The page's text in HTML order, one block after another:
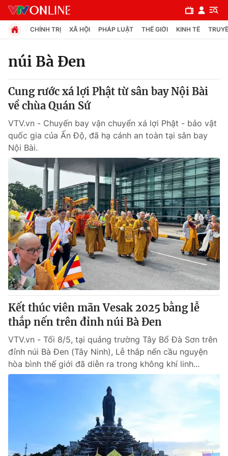
Chuyên mục
Chính trị
Xã hội
Pháp luật
Y tế
Thế giới
Tin tức
Thế giới đó đây
Câu chuyện quốc tế
Kinh tế
Tài chính
Thị trường
Góc doanh nghiệp
Dữ liệu và đời sống
Truyền hình
Phim VTV
Hậu trường
Nhân vật
Giải trí
Điện ảnh
Đời sống
Chất lượng cuộc sống
Hitech Công nghệ tương lai
CHÍNH TRỊ XÃ HỘI PHÁP LUẬT THẾ GIỚI KINH TẾ
núi Bà Đen
Cung rước xá lợi Phật từ sân bay Nội Bài
về chùa Quán Sứ
VTV.vn - Chuyến bay vận chuyển xá lợi Phật - bảo vật
quốc gia của Ấn Độ, đã hạ cánh an toàn tại sân bay
Nội Bài.
Kết thúc viên mãn Vesak 2025 bằng lễ
thắp nến trên đỉnh núi Bà Đen
VTV.vn - Tối 8/5, tại quảng trường Tây Bổ Đà Sơn trên
đỉnh núi Bà Đen (Tây Ninh), Lễ thắp nến cầu nguyện
hòa bình thế giới đã diễn ra trong không khí linh...